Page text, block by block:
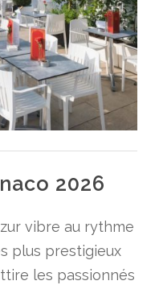
2026
vibre au rythme
plus prestigieux
les passionnés